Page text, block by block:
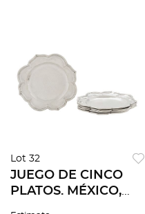
Lot 32
JUEGO DE CINCO
PLATOS. MÉXICO,